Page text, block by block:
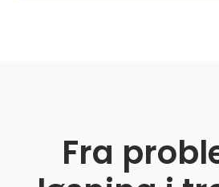
Fra